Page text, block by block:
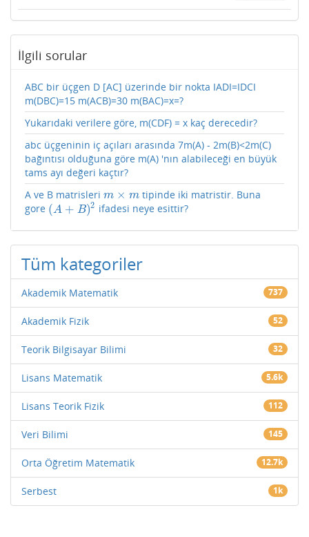
İlgili sorular
ABC bir üçgen D [AC] üzerinde bir nokta IADI=IDCI
m(DBC)=15 m(ACB)=30 m(BAC)=x=?
Yukarıdaki verilere göre, m(CDF) = x kaç derecedir?
abc üçgeninin iç açıları arasında 7m(A) - 2m(B)<2m(C)
bağıntısı olduğuna göre m(A) 'nın alabileceği en büyük
tams ayı değeri kaçtır?
A ve B matrisleri m × m
m× m
tipinde iki matristir. Buna
gore (A + B)2
(A+ B)2 ifadesi neye esittir?
Tüm kategoriler
Akademik Matematik 737
Akademik Fizik 52
Teorik Bilgisayar Bilimi 32
Lisans Matematik 5.6k
Lisans Teorik Fizik 112
Veri Bilimi 145
Orta Öğretim Matematik 12.7k
Serbest 1k